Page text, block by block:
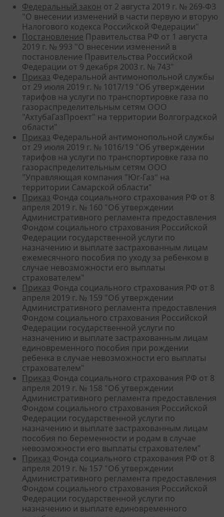
Федеральный закон от 2 августа 2019 г. № 269-ФЗ
"О внесении изменений в части первую и вторую
Налогового кодекса Российской Федерации"
Постановление Правительства РФ от 1 августа
2019 г. № 993 "О внесении изменений в
постановление Правительства Российской
Федерации от 9 декабря 2003 г. № 743"
Приказ Федеральной антимонопольной службы
от 29 июля 2019 г. № 1017/19 "Об утверждении
тарифов на услуги по транспортировке газа по
газораспределительным сетям ООО
"АхтубаГазПроект" на территории Волгоградской
области"
Приказ Федеральной антимонопольной службы
от 29 июля 2019 г. № 1016/19 "Об утверждении
тарифов на услуги по транспортировке газа по
газораспределительным сетям ООО
"Управляющая компания "Юг-Газ" на
территории Самарской области"
Приказ Фонда социального страхования РФ от 8
апреля 2019 г. № 160 "Об утверждении
Административного регламента предоставления
Фондом социального страхования Российской
Федерации государственной услуги по
назначению и выплате застрахованным лицам
ежемесячного пособия по уходу за ребенком в
случае невозможности его выплаты
страхователем"
Приказ Фонда социального страхования РФ от 8
апреля 2019 г. № 159 "Об утверждении
Административного регламента предоставления
Фондом социального страхования Российской
Федерации государственной услуги по
назначению и выплате застрахованным лицам
единовременного пособия при рождении
ребенка в случае невозможности его выплаты
страхователем"
Приказ Фонда социального страхования РФ от 8
апреля 2019 г. № 158 "Об утверждении
Административного регламента предоставления
Фондом социального страхования Российской
Федерации государственной услуги по
назначению и выплате застрахованным лицам
пособия по беременности и родам в случае
невозможности его выплаты страхователем"
Приказ Фонда социального страхования РФ от 8
апреля 2019 г. № 157 "Об утверждении
Административного регламента предоставления
Фондом социального страхования Российской
Федерации государственной услуги по
назначению и выплате единовременного